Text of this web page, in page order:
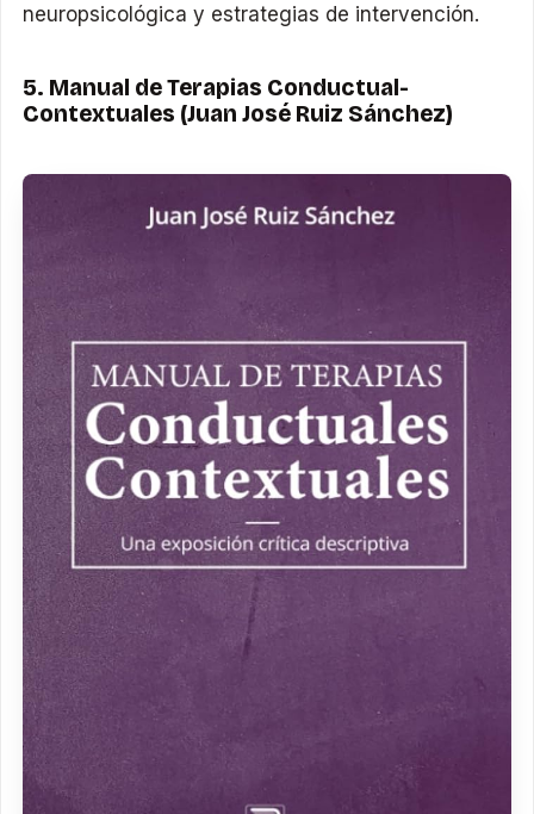
neuropsicológica y estrategias de intervención.
5. Manual de Terapias Conductual-
Contextuales (Juan José Ruiz Sánchez)